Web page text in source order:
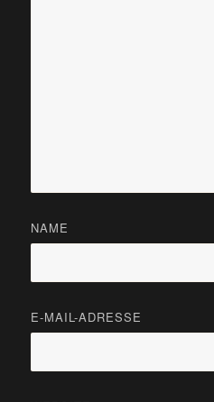
NAME
E-MAIL-ADRESSE